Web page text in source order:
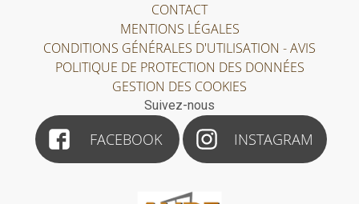
CONTACT
MENTIONS LÉGALES
CONDITIONS GÉNÉRALES D'UTILISATION - AVIS
POLITIQUE DE PROTECTION DES DONNÉES
GESTION DES COOKIES
Suivez-nous
FACEBOOK INSTAGRAM